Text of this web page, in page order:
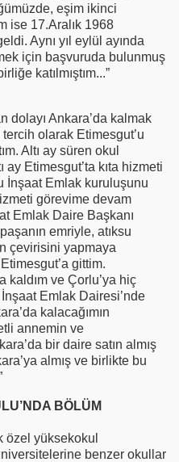
eşim ikinci
ise 17.Aralık 1968
Aynı yıl eylül ayında
için başvuruda bulunmuş
katılmıştım...”
dolayı Ankara’da kalmak
olarak Etimesgut’u
Altı ay süren okul
Etimesgut’ta kıta hizmeti
İnşaat Emlak kuruluşunu
görevime devam
Emlak Daire Başkanı
emriyle, atıksu
çevirisini yapmaya
gittim.
kaldım ve Çorlu’ya hiç
Emlak Dairesi’nde
kalacağımın
annemin ve
bir daire satın almış
almış ve birlikte bu
BÖLÜM
özel yüksekokul
benzer okullar